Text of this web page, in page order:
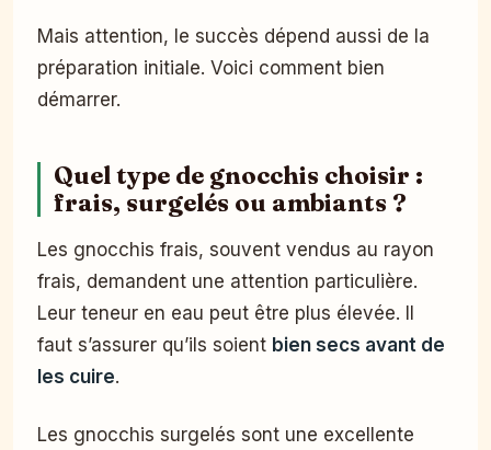
Mais attention, le succès dépend aussi de la
préparation initiale. Voici comment bien
démarrer.
Quel type de gnocchis choisir :
frais, surgelés ou ambiants ?
Les gnocchis frais, souvent vendus au rayon
frais, demandent une attention particulière.
Leur teneur en eau peut être plus élevée. Il
faut s’assurer qu’ils soient bien secs avant de
les cuire.
Les gnocchis surgelés sont une excellente